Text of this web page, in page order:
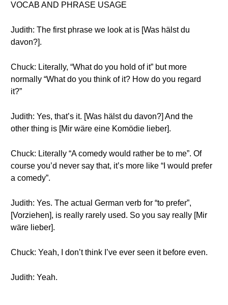
VOCAB AND PHRASE USAGE
Judith: The first phrase we look at is [Was hälst du
davon?].
Chuck: Literally, “What do you hold of it” but more
normally “What do you think of it? How do you regard
it?”
Judith: Yes, that’s it. [Was hälst du davon?] And the
other thing is [Mir wäre eine Komödie lieber].
Chuck: Literally “A comedy would rather be to me”. Of
course you’d never say that, it’s more like “I would prefer
a comedy”.
Judith: Yes. The actual German verb for “to prefer”,
[Vorziehen], is really rarely used. So you say really [Mir
wäre lieber].
Chuck: Yeah, I don’t think I’ve ever seen it before even.
Judith: Yeah.